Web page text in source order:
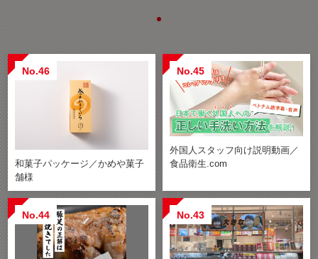
No.46
和菓子パッケージ／かめや菓子
舗様
No.45
外国人スタッフ向け説明動画／
食品衛生.com
No.44 No.43